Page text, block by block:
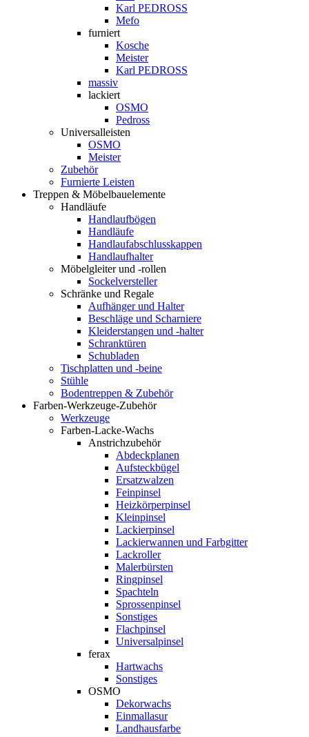
Karl PEDROSS
Mefo
furniert
Kosche
Meister
Karl PEDROSS
massiv
lackiert
OSMO
Pedross
Universalleisten
OSMO
Meister
Zubehör
Furnierte Leisten
Treppen & Möbelbauelemente
Handläufe
Handlaufbögen
Handläufe
Handlaufabschlusskappen
Handlaufhalter
Möbelgleiter und -rollen
Sockelversteller
Schränke und Regale
Aufhänger und Halter
Beschläge und Scharniere
Kleiderstangen und -halter
Schranktüren
Schubladen
Tischplatten und -beine
Stühle
Bodentreppen & Zubehör
Farben-Werkzeuge-Zubehör
Werkzeuge
Farben-Lacke-Wachs
Anstrichzubehör
Abdeckplanen
Aufsteckbügel
Ersatzwalzen
Feinpinsel
Heizkörperpinsel
Kleinpinsel
Lackierpinsel
Lackierwannen und Farbgitter
Lackroller
Malerbürsten
Ringpinsel
Spachteln
Sprossenpinsel
Sonstiges
Flachpinsel
Universalpinsel
ferax
Hartwachs
Sonstiges
OSMO
Dekorwachs
Einmallasur
Landhausfarbe